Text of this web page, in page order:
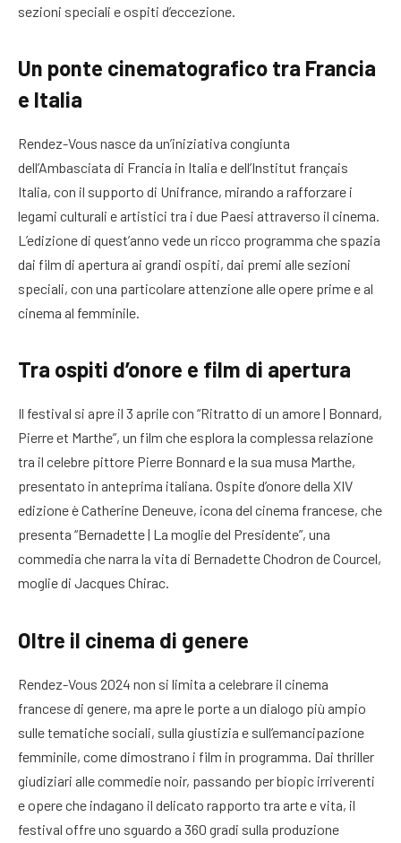
sezioni speciali e ospiti d’eccezione.
Un ponte cinematografico tra Francia
e Italia
Rendez-Vous nasce da un’iniziativa congiunta
dell’Ambasciata di Francia in Italia e dell’Institut français
Italia, con il supporto di Unifrance, mirando a rafforzare i
legami culturali e artistici tra i due Paesi attraverso il cinema.
L’edizione di quest’anno vede un ricco programma che spazia
dai film di apertura ai grandi ospiti, dai premi alle sezioni
speciali, con una particolare attenzione alle opere prime e al
cinema al femminile.
Tra ospiti d’onore e film di apertura
Il festival si apre il 3 aprile con “Ritratto di un amore | Bonnard,
Pierre et Marthe”, un film che esplora la complessa relazione
tra il celebre pittore Pierre Bonnard e la sua musa Marthe,
presentato in anteprima italiana. Ospite d’onore della XIV
edizione è Catherine Deneuve, icona del cinema francese, che
presenta “Bernadette | La moglie del Presidente”, una
commedia che narra la vita di Bernadette Chodron de Courcel,
moglie di Jacques Chirac.
Oltre il cinema di genere
Rendez-Vous 2024 non si limita a celebrare il cinema
francese di genere, ma apre le porte a un dialogo più ampio
sulle tematiche sociali, sulla giustizia e sull’emancipazione
femminile, come dimostrano i film in programma. Dai thriller
giudiziari alle commedie noir, passando per biopic irriverenti
e opere che indagano il delicato rapporto tra arte e vita, il
festival offre uno sguardo a 360 gradi sulla produzione